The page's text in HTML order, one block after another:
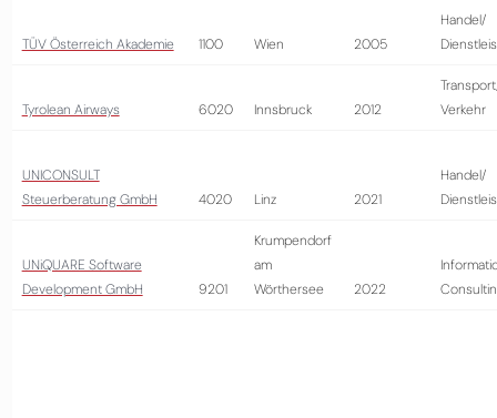
TÜV Österreich Akademie 1100 Wien 2005
Handel/
Tyrolean Airways 6020 Innsbruck 2012
Verkehr
UNICONSULT
Steuerberatung GmbH
4020 Linz 2021
Handel/
UNiQUARE Software
Development GmbH
9201
Krumpendorf
am
Wörthersee
2022